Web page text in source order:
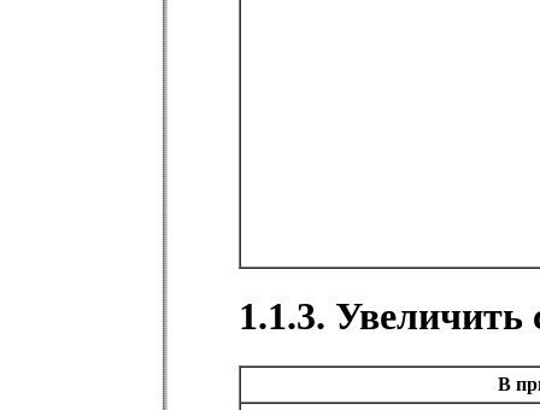
1.1.3. Увеличить
В